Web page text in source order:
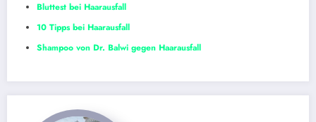
Bluttest bei Haarausfall
10 Tipps bei Haarausfall
Shampoo von Dr. Balwi gegen Haarausfall